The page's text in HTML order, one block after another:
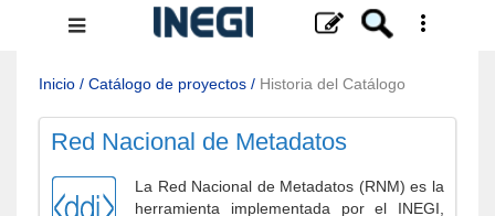
Menú
navegación
Inicio / Catálogo de proyectos / Historia del Catálogo
Red Nacional de Metadatos
La Red Nacional de Metadatos (RNM) es la
herramienta implementada por el INEGI,